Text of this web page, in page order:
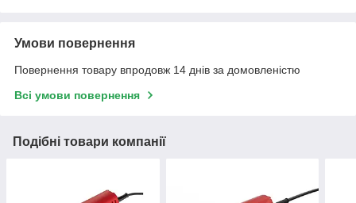
Умови повернення
Повернення товару впродовж 14 днів за домовленістю
Всі умови повернення
Подібні товари компанії